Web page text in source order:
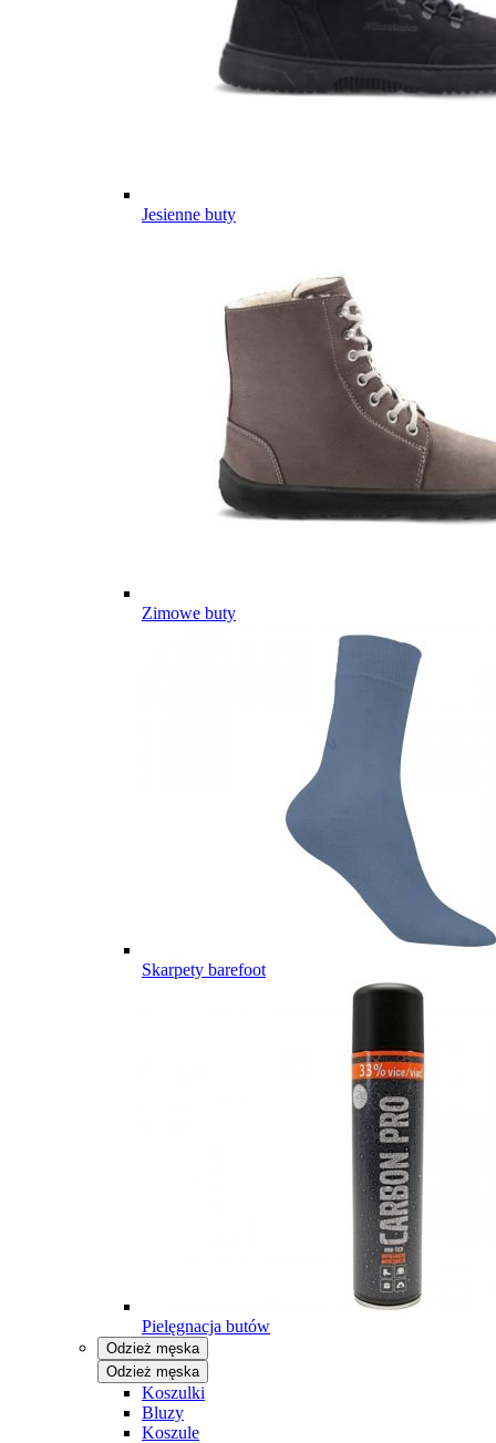
Jesienne buty
Zimowe buty
Skarpety barefoot
Pielęgnacja butów
Odzież męska
Odzież męska
Koszulki
Bluzy
Koszule